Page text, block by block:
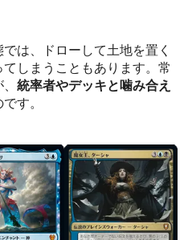
は、ドローして土地を置く
てしまうこともあります。常
、統率者やデッキと噛み合え
す。